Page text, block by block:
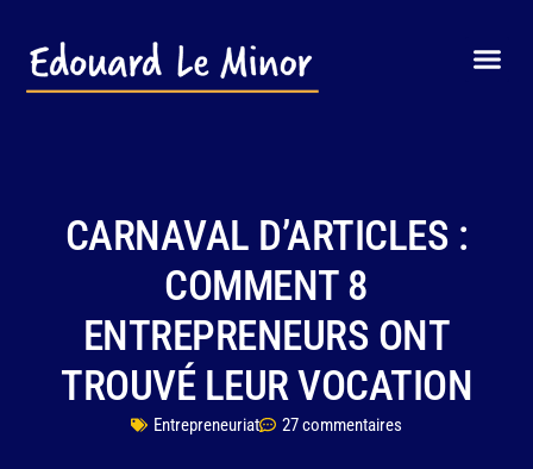
CARNAVAL D’ARTICLES :
COMMENT 8
ENTREPRENEURS ONT
TROUVÉ LEUR VOCATION
Entrepreneuriat 27 commentaires